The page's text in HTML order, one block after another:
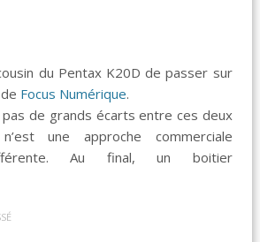
du Pentax K20D de passer sur
Focus Numérique.
de grands écarts entre ces deux
une approche commerciale
Au final, un boitier